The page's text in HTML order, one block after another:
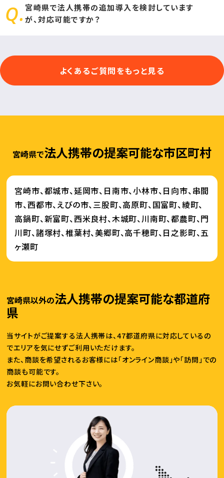
他社docomo（ドコモ）・au（エーユー）など、ソフトバンク携帯以外
のキャリアをご利用の場合、法人携帯のコスト削減が可能です。
宮崎県で法人携帯の追加導入を検討しています
が、対応可能ですか？
可能です。法人携帯の追加導入の際は、法人携帯ドットコムにお問
合せください。よくあるご質問をもっと見る
宮崎県で法人携帯の提案可能な市区町村
宮崎市、都城市、延岡市、日南市、小林市、日向市、串間
市、西都市、えびの市、三股町、高原町、国富町、綾町、
高鍋町、新富町、西米良村、木城町、川南町、都農町、門
川町、諸塚村、椎葉村、美郷町、高千穂町、日之影町、五
ヶ瀬町
宮崎県以外の法人携帯の提案可能な都道府
県
当サイトがご提案する法人携帯は、47都道府県に対応しているの
でエリアを気にせずご利用いただけます。
また、商談を希望されるお客様には「オンライン商談」や「訪問」での
商談も可能です。
お気軽にお問い合わせ下さい。